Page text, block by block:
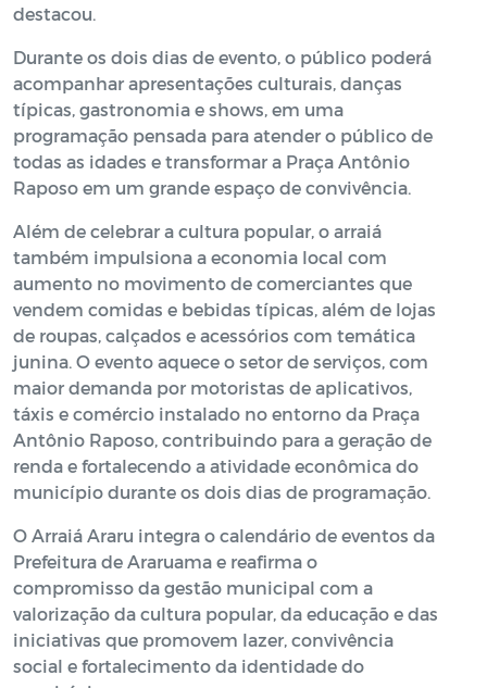
destacou.
Durante os dois dias de evento, o público poderá
acompanhar apresentações culturais, danças
típicas, gastronomia e shows, em uma
programação pensada para atender o público de
todas as idades e transformar a Praça Antônio
Raposo em um grande espaço de convivência.
Além de celebrar a cultura popular, o arraiá
também impulsiona a economia local com
aumento no movimento de comerciantes que
vendem comidas e bebidas típicas, além de lojas
de roupas, calçados e acessórios com temática
junina. O evento aquece o setor de serviços, com
maior demanda por motoristas de aplicativos,
táxis e comércio instalado no entorno da Praça
Antônio Raposo, contribuindo para a geração de
renda e fortalecendo a atividade econômica do
município durante os dois dias de programação.
O Arraiá Araru integra o calendário de eventos da
Prefeitura de Araruama e reafirma o
compromisso da gestão municipal com a
valorização da cultura popular, da educação e das
iniciativas que promovem lazer, convivência
social e fortalecimento da identidade do